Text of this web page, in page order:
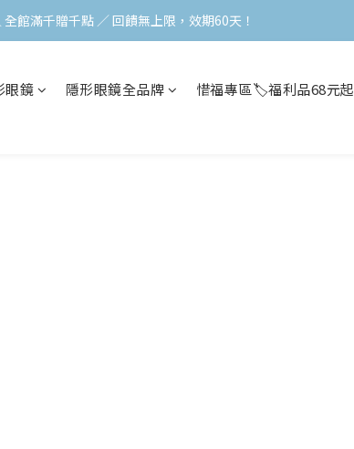
領$200購物金(效期30天) | 可與LINE新好友$50疊加使用
全館滿千贈千點 ／ 回饋無上限，效期60天！
領$200購物金(效期30天) | 可與LINE新好友$50疊加使用
眼鏡 隱形眼鏡全品牌
惜福專區🏷️福利品68元起